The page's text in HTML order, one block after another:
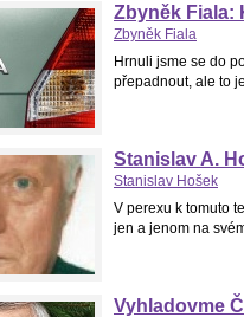
Zbyněk Fiala:
Zbyněk Fiala
Hrnuli jsme se do
přepadnout, ale to
Stanislav A.
Stanislav Hošek
V perexu k tomuto
jen a jenom na
Vyhladovme